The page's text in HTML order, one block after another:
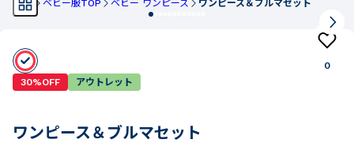
TOP ベビー服TOP ベビー ワンピース ワンピース＆ブルマセット
0
30%OFF
アウトレット
ワンピース＆ブルマセット